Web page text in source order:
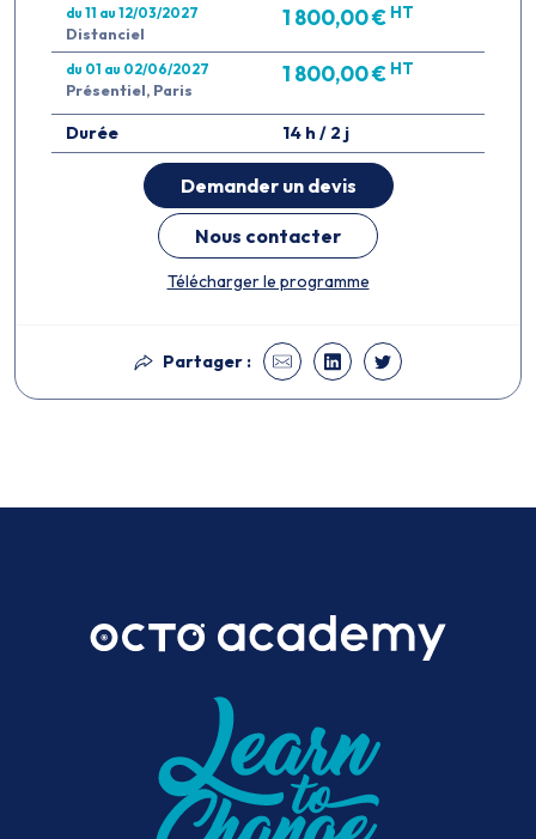
du 11 au 12/03/2027
Distanciel
1 800,00 € HT
du 01 au 02/06/2027
Présentiel, Paris
1 800,00 € HT
Durée 14 h / 2 j
Demander un devis
Nous contacter
Télécharger le programme
Partager :